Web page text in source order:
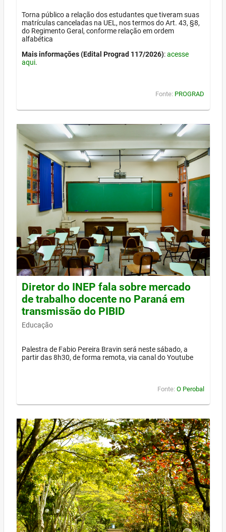
Torna público a relação dos estudantes que tiveram suas
matrículas canceladas na UEL, nos termos do Art. 43, §8,
do Regimento Geral, conforme relação em ordem
alfabética
Mais informações (Edital Prograd 117/2026):acesse
aqui.
Fonte: PROGRAD
Diretor do INEP fala sobre mercado
de trabalho docente no Paraná em
transmissão do PIBID
Educação
Palestra de Fabio Pereira Bravin será neste sábado, a
partir das 8h30, de forma remota, via canal do Youtube
Fonte: O Perobal